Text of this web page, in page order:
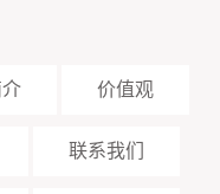
价值观
联系我们